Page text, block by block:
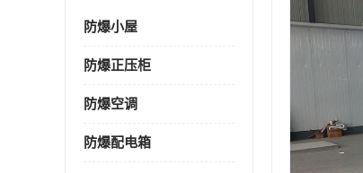
防爆小屋
防爆正压柜
防爆空调
防爆配电箱